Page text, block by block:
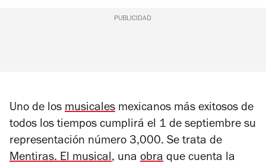
PUBLICIDAD
Uno de los musicales mexicanos más exitosos de
todos los tiempos cumplirá el 1 de septiembre su
representación número 3,000. Se trata de
Mentiras. El musical, una obra que cuenta la